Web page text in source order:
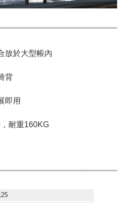
放於大型帳內
背
即用
耐重160KG